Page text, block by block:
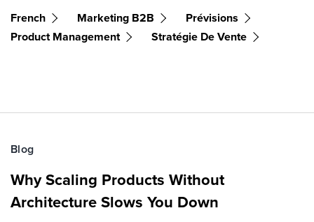
French Marketing B2B
Prévisions
Product Management
Stratégie De Vente
Blog
Why Scaling Products Without
Architecture Slows You Down